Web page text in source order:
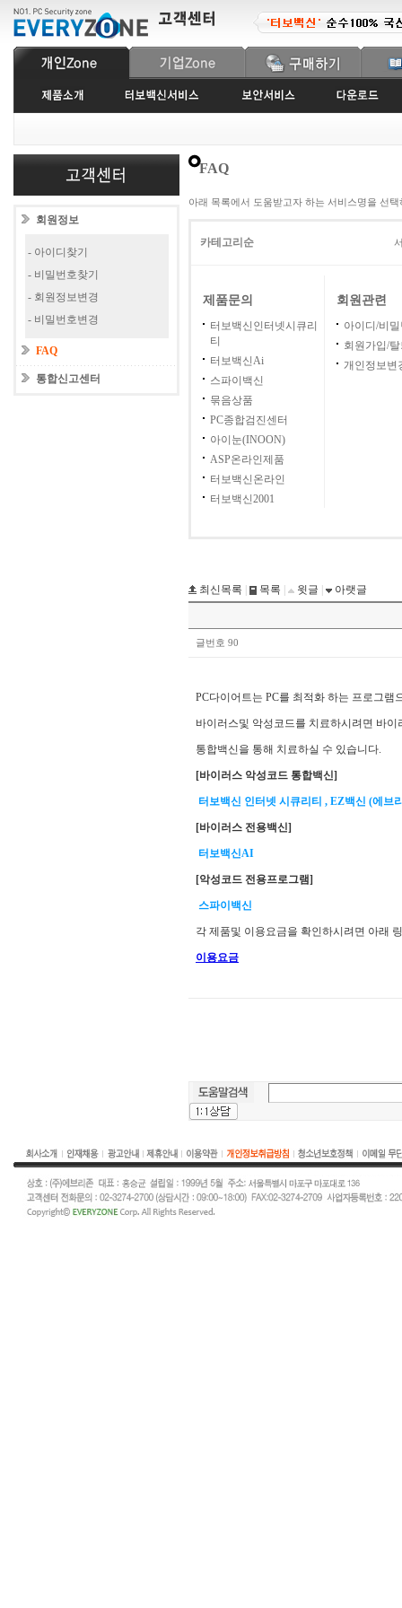
회원정보
- 아이디찾기
- 비밀번호찾기
- 회원정보변경
- 비밀번호변경
FAQ
통합신고센터
FAQ
아래 목록에서 도움받고자 하는 서비스명을 선택
카테고리순
제품문의
터보백신인터넷시큐리
티
터보백신Ai
스파이백신
묶음상품
PC종합검진센터
아이눈(INOON)
ASP온라인제품
터보백신온라인
터보백신2001
회원관련
아이디/비
회원가입/
개인정보변
최신목록 목록 윗글 아랫글
글번호 90
PC다이어트는 PC를 최적화 하는 프로그램
바이러스및 악성코드를 치료하시려면 바
통합백신을 통해 치료하실 수 있습니다.
[바이러스 악성코드 통합백신]
터보백신 인터넷 시큐리티 , EZ백신 (에브
[바이러스 전용백신]
터보백신AI
[악성코드 전용프로그램]
스파이백신
각 제품및 이용요금을 확인하시려면 아래
이용요금